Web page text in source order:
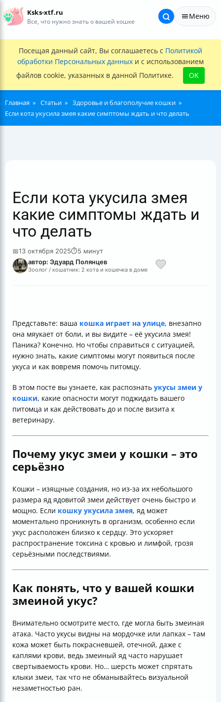
Ksks-xtf.ru
Все, что нужно знать о вашей кошке
Меню
Посещая данный сайт, Вы соглашаетесь с Политикой
обработки Персональных данных и с использованием
файлов cookie, указанных в данной Политике.
OK
Главная Статьи
Здоровье и благополучие кошки
Если кота укусила змея какие симптомы ждать и что делать
Если кота укусила змея
какие симптомы ждать и
что делать
📅13 октября 2025⏱5 минут
автор: Эдуард Полянцев
Зоолог / кошатник: 2 кота и кошечка в доме
Представьте: ваша кошка играет на улице, внезапно
она мяукает от боли, и вы видите – её укусила змея!
Паника? Конечно. Но чтобы справиться с ситуацией,
нужно знать, какие симптомы могут появиться после
укуса и как вовремя помочь питомцу.
В этом посте вы узнаете, как распознать укусы змеи у
кошки, какие опасности могут поджидать вашего
питомца и как действовать до и после визита к
ветеринару.
Почему укус змеи у кошки – это
серьёзно
Кошки – изящные создания, но из-за их небольшого
размера яд ядовитой змеи действует очень быстро и
мощно. Если кошку укусила змея, яд может
моментально проникнуть в организм, особенно если
укус расположен близко к сердцу. Это ускоряет
распространение токсина с кровью и лимфой, грозя
серьёзными последствиями.
Как понять, что у вашей кошки
змеиной укуc?
Внимательно осмотрите место, где могла быть змеиная
атака. Часто укусы видны на мордочке или лапках – там
кожа может быть покрасневшей, отечной, даже с
каплями крови, ведь змеиный яд часто нарушает
свертываемость крови. Но… шерсть может спрятать
клыки змеи, так что не обманывайтесь визуальной
незаметностью ран.